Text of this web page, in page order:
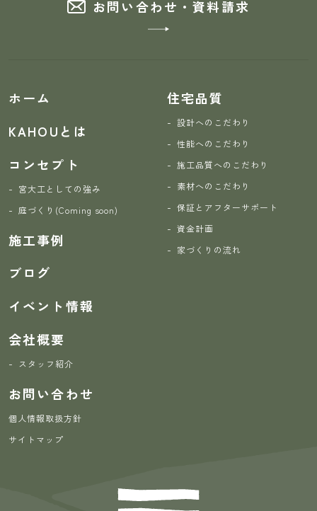
お問い合わせ・資料請求
ホーム
KAHOUとは
コンセプト
宮大工としての強み
庭づくり(Coming soon)
施工事例
住宅品質
設計へのこだわり
性能へのこだわり
施工品質へのこだわり
素材へのこだわり
保証とアフターサポート
資金計画
家づくりの流れ
ブログ
イベント情報
会社概要
スタッフ紹介
お問い合わせ
個人情報取扱方針
サイトマップ